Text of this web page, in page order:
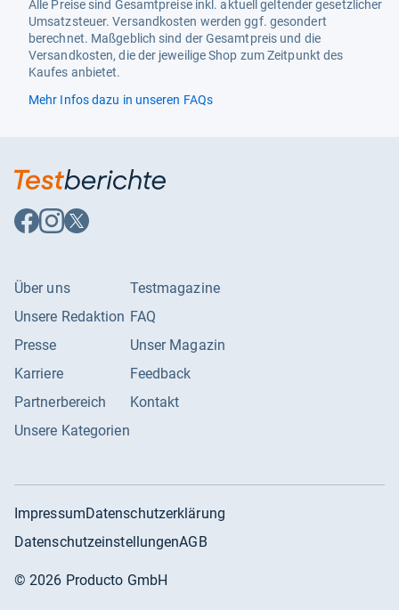
Alle Preise sind Gesamtpreise inkl. aktuell geltender gesetzlicher
Umsatzsteuer. Versandkosten werden ggf. gesondert
berechnet. Maßgeblich sind der Gesamtpreis und die
Versandkosten, die der jeweilige Shop zum Zeitpunkt des
Kaufes anbietet.
Mehr Infos dazu in unseren FAQs
Auf
Facebook
Auf
Instagram
Auf
X
Über uns
Unsere Redaktion
Presse
Karriere
Partnerbereich
Unsere Kategorien
Testmagazine
FAQ
Unser Magazin
Feedback
Kontakt
ImpressumDatenschutzerklärung
DatenschutzeinstellungenAGB
©2026 Producto GmbH